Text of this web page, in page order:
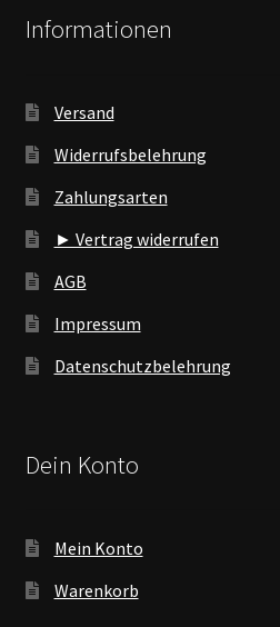
Informationen
Versand
Widerrufsbelehrung
Zahlungsarten
► Vertrag widerrufen
AGB
Impressum
Datenschutzbelehrung
Dein Konto
Mein Konto
Warenkorb